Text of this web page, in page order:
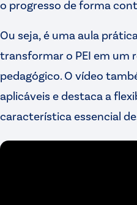
o progresso de forma
Ou seja, é uma aula
transformar o PEI em um
pedagógico. O vídeo
aplicáveis e destaca a
característica essencial